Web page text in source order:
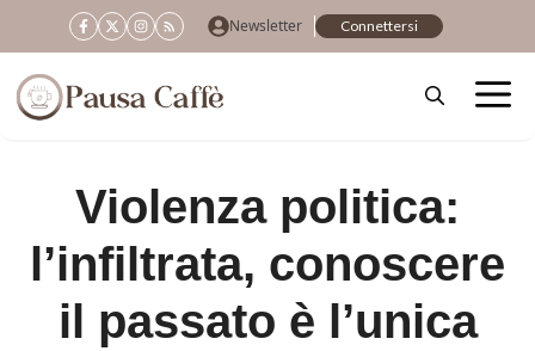
al
contenuto
Newsletter Connettersi
Violenza politica:
l’infiltrata, conoscere
il passato è l’unica